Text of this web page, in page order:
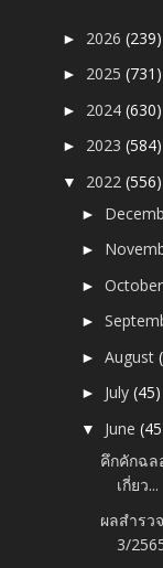
► 2026(239)
► 2025(731)
► 2024(630)
► 2023(584)
▼ 2022(556)
►
►
►
►
►August
► July(45)
▼ June
คึกคักฉล
เกี่ยว...
ผลสำรว
3/